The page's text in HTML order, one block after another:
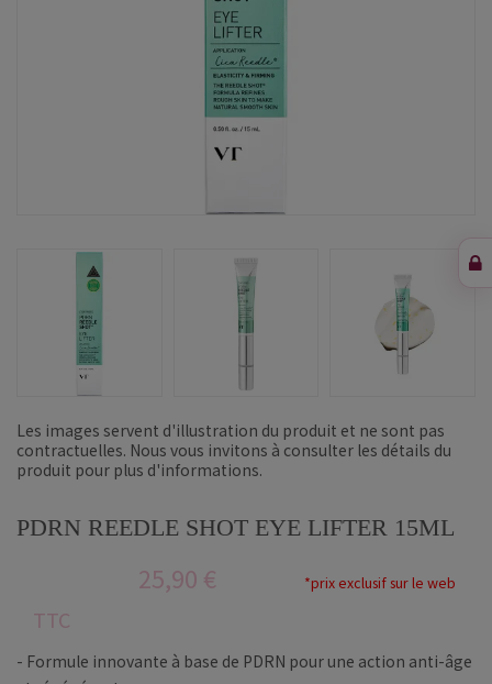
Les images servent d'illustration du produit et ne sont pas
contractuelles. Nous vous invitons à consulter les détails du
produit pour plus d'informations.
PDRN REEDLE SHOT EYE LIFTER 15ML
25,90 € *prix exclusif sur le web
TTC
- Formule innovante à base de PDRN pour une action anti-âge